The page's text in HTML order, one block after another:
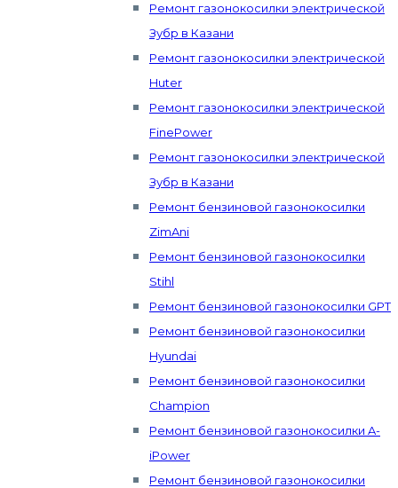
Ремонт газонокосилки электрической
Зубр в Казани
Ремонт газонокосилки электрической
Huter
Ремонт газонокосилки электрической
FinePower
Ремонт газонокосилки электрической
Зубр в Казани
Ремонт бензиновой газонокосилки
ZimAni
Ремонт бензиновой газонокосилки
Stihl
Ремонт бензиновой газонокосилки GPT
Ремонт бензиновой газонокосилки
Hyundai
Ремонт бензиновой газонокосилки
Champion
Ремонт бензиновой газонокосилки A-
iPower
Ремонт бензиновой газонокосилки